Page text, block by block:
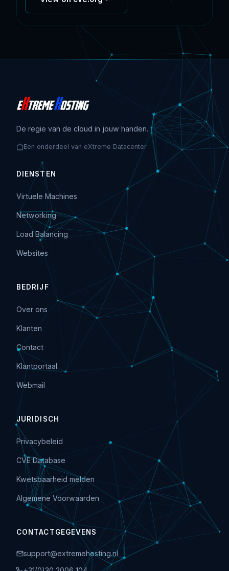
De regie van de cloud in jouw handen.
Een onderdeel van eXtreme Datacenter
DIENSTEN
Virtuele Machines
Networking
Load Balancing
Websites
BEDRIJF
Over ons
Klanten
Contact
Klantportaal
Webmail
JURIDISCH
Privacybeleid
CVE Database
Kwetsbaarheid melden
Algemene Voorwaarden
CONTACTGEGEVENS
support@extremehosting.nl